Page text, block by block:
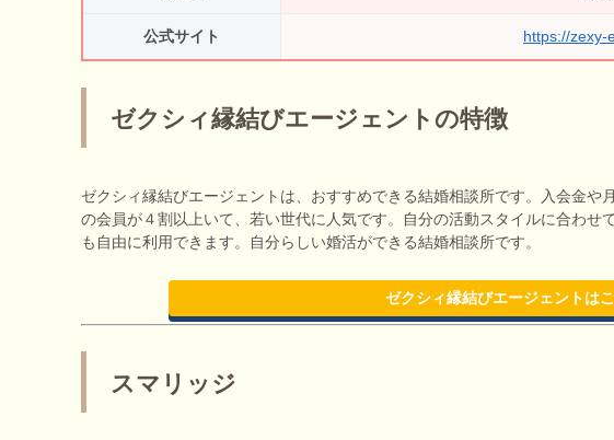
公式サイト https://zexy-
ゼクシィ縁結びエージェントの特徴
ゼクシィ縁結びエージェントは、おすすめできる結婚相談所です。入会金や
の会員が４割以上いて、若い世代に人気です。自分の活動スタイルに合わせ
も自由に利用できます。自分らしい婚活ができる結婚相談所です。
ゼクシィ縁結びエージェントは
スマリッジ